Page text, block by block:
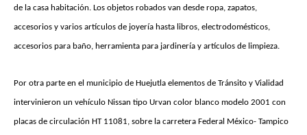
de la casa habitación. Los objetos robados van desde ropa, zapatos,
accesorios y varios artículos de joyería hasta libros, electrodomésticos,
accesorios para baño, herramienta para jardinería y artículos de limpieza.
Por otra parte en el municipio de Huejutla elementos de Tránsito y Vialidad
intervinieron un vehículo Nissan tipo Urvan color blanco modelo 2001 con
placas de circulación HT 11081, sobre la carretera Federal México- Tampico